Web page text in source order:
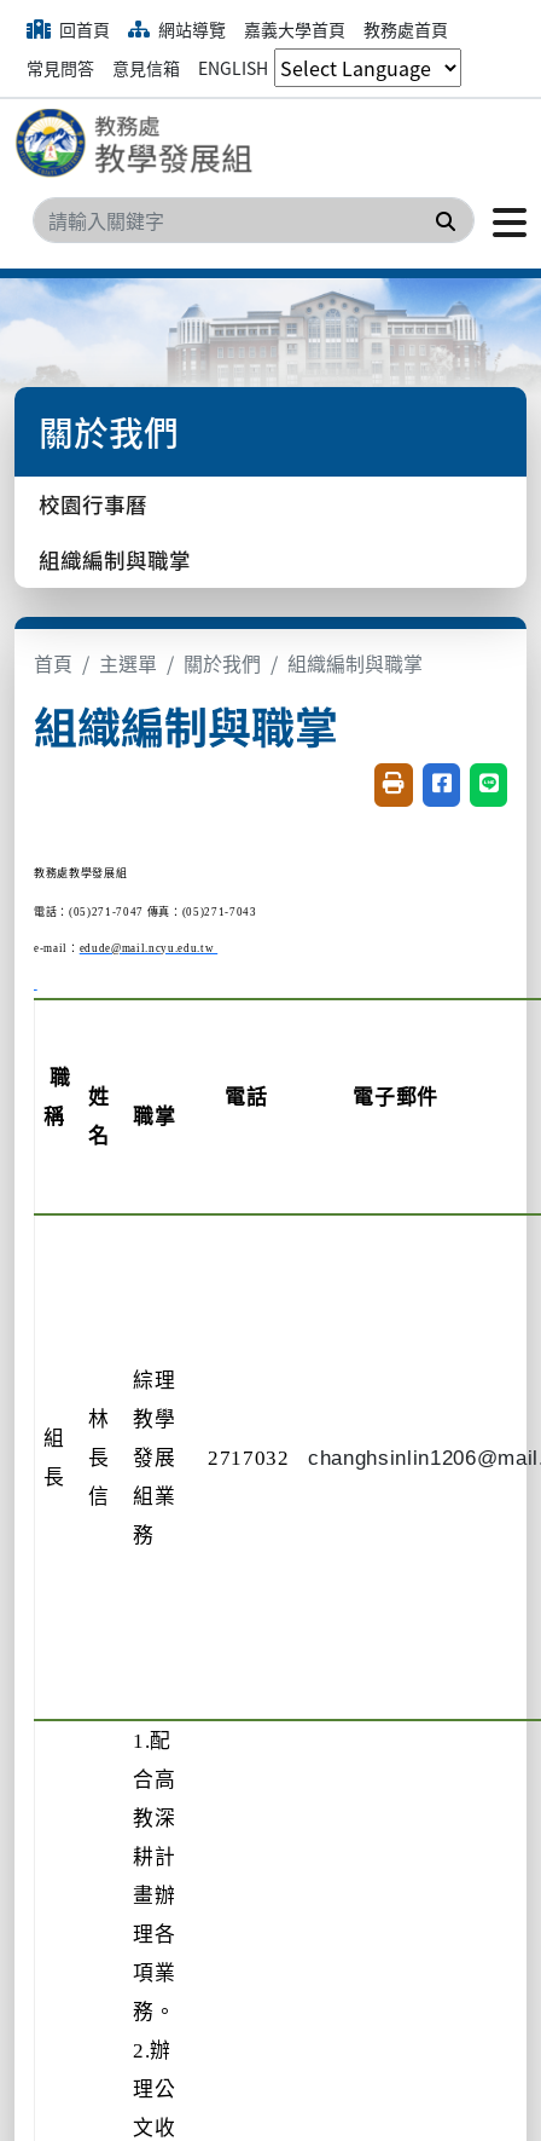
回首頁 網站導覽 嘉義大學首頁
教務處首頁
常見問答
意見信箱 ENGLISH
搜尋
關於我們
校園行事曆
組織編制與職掌
首頁 主選單 關於我們 組織編制與職掌
組織編制與職掌
友善列印(開新視
分享至臉書
分享
教務處教學發展組
電話：(05)271-7047 傳真：(05)271-7043
e-mail： edude@mail.ncyu.edu.tw
職
稱
姓
名
職掌
電話 電子郵件
組
長
林
長
信
綜理
教學
發展
組業
務
2717032
1.配
合高
教深
耕計
畫辦
理各
項業
務。
2.辦
理公
文收